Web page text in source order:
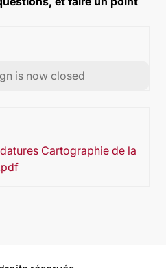
is now closed
Cartographie de la